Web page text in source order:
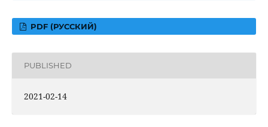
PDF (РУССКИЙ)
PUBLISHED
2021-02-14